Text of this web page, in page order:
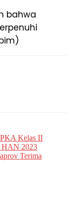
bahwa
Kelas II
HAN 2023
Terima